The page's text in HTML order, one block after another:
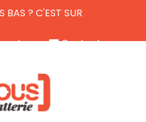
BAS ? C'EST SUR
retour
Contactez-nous